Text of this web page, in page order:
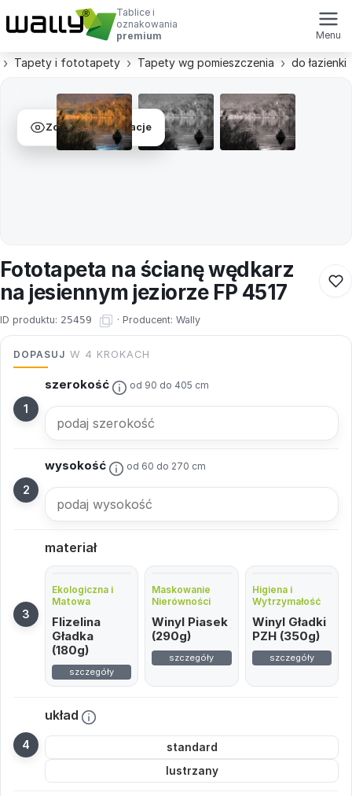
Tablice i
oznakowania
premium
Menu
Tapety i fototapety Tapety wg pomieszczenia do łazienki
Zobacz wizualizacje
Fototapeta na ścianę wędkarz
na jesiennym jeziorze FP 4517
ID produktu: 25459 · Producent: Wally
DOPASUJ W 4 KROKACH
szerokość od 90 do 405 cm
wysokość od 60 do 270 cm
materiał
Ekologiczna i
Matowa
Flizelina
Gładka
(180g)
szczegóły
Maskowanie
Nierówności
Winyl Piasek
(290g)
szczegóły
Higiena i
Wytrzymałość
Winyl Gładki
PZH (350g)
szczegóły
układ
standard
lustrzany